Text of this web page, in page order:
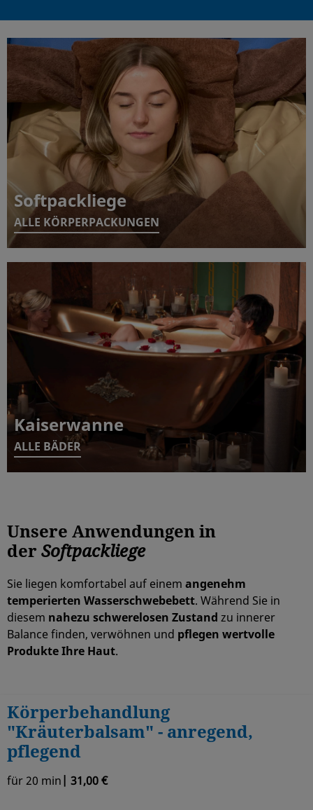
Softpackliege
ALLE KÖRPERPACKUNGEN
Kaiserwanne
ALLE BÄDER
Unsere Anwendungen in
der Softpackliege
Sie liegen komfortabel auf einem angenehm
temperierten Wasserschwebebett. Während Sie in
diesem nahezu schwerelosen Zustand zu innerer
Balance finden, verwöhnen und pflegen wertvolle
Produkte Ihre Haut.
Körperbehandlung
"Kräuterbalsam" - anregend,
pflegend
für 20 min| 31,00 €